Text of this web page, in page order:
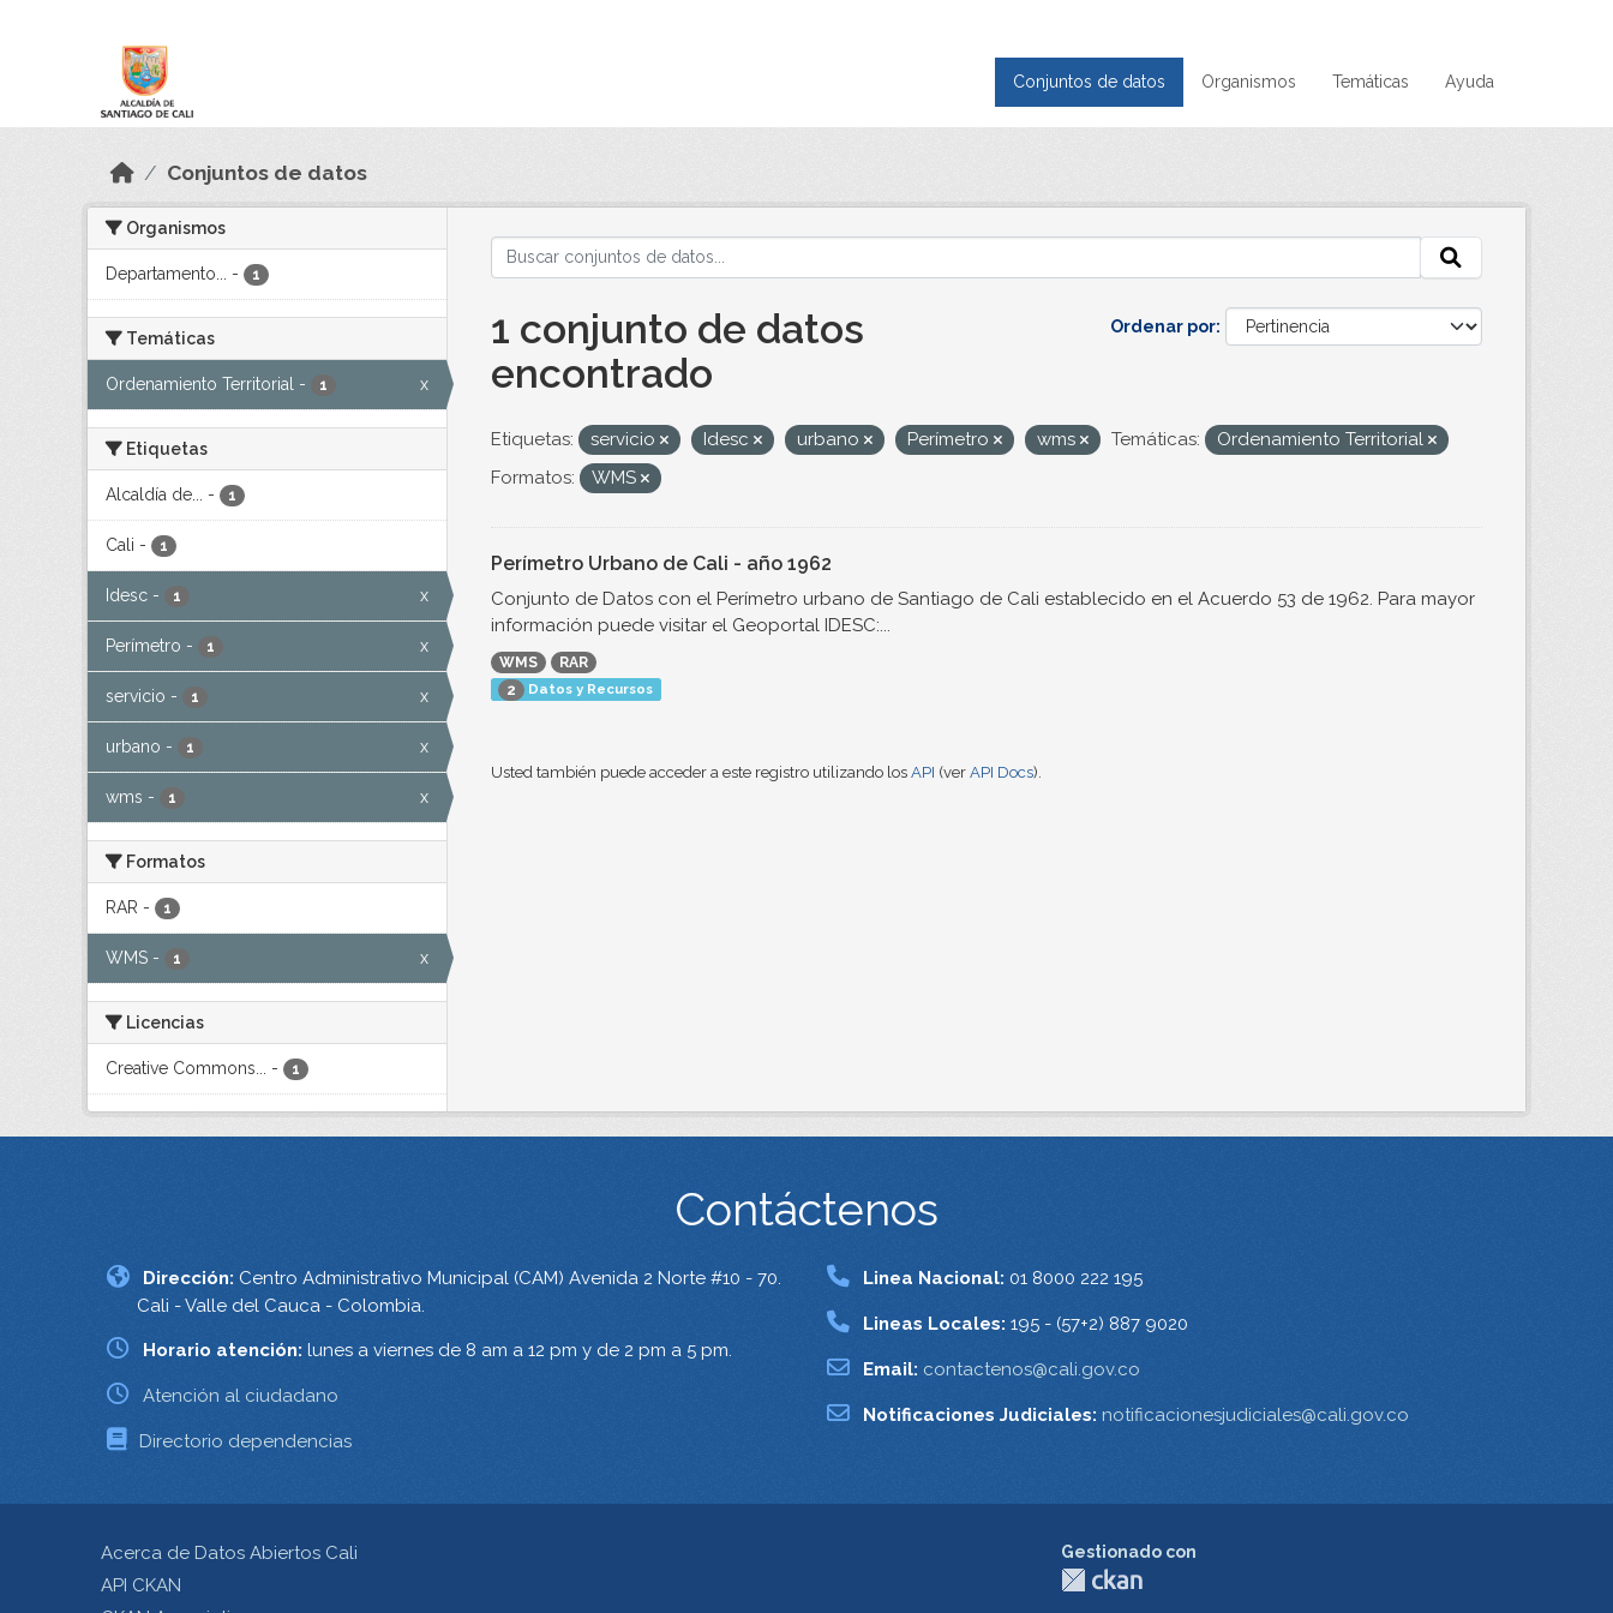
Conjuntos de datos Organismos Temáticas Ayuda
Conjuntos de datos
Organismos
Departamento... - 1
Temáticas
Ordenamiento Territorial - 1 x
Etiquetas
Alcaldía de... - 1
Cali - 1
Idesc - 1 x
Perímetro - 1 x
servicio - 1 x
urbano - 1 x
wms - 1 x
Formatos
RAR - 1
WMS - 1 x
Licencias
Creative Commons... - 1
Ordenar por
1 conjunto de datos
encontrado
Etiquetas: servicio Idesc urbano Perímetro wms Temáticas:
Ordenamiento Territorial
Formatos:
WMS
Perímetro Urbano de Cali - año 1962
Conjunto de Datos con el Perímetro urbano de Santiago de Cali establecido en el Acuerdo 53 de 1962. Para mayor
información puede visitar el Geoportal IDESC:...
WMS
RAR
2
Datos y Recursos
Usted también puede acceder a este registro utilizando los API (ver API Docs).
Contáctenos
Dirección: Centro Administrativo Municipal (CAM) Avenida 2 Norte #10 - 70.
Cali - Valle del Cauca - Colombia.
Horario atención: lunes a viernes de 8 am a 12 pm y de 2 pm a 5 pm.
Atención al ciudadano
Directorio dependencias
Linea Nacional: 01 8000 222 195
Lineas Locales: 195 - (57+2) 887 9020
Email: contactenos@cali.gov.co
Notificaciones Judiciales: notificacionesjudiciales@cali.gov.co
Acerca de Datos Abiertos Cali
API CKAN
Gestionado con